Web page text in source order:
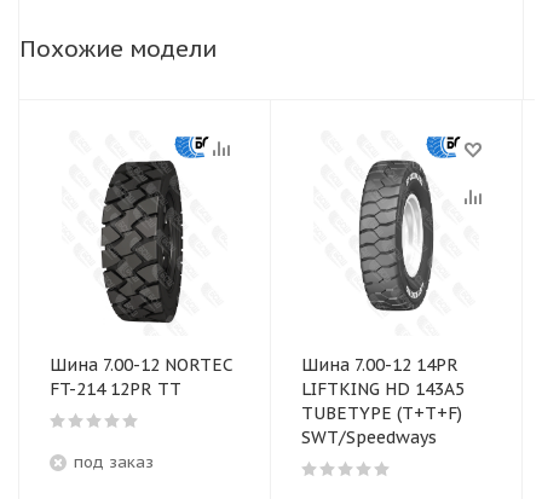
Похожие модели
Шина 7.00-12 NORTEC
FT-214 12PR ТТ
под заказ
Шина 7.00-12 14PR
LIFTKING HD 143A5
TUBETYPE (T+T+F)
SWT/Speedways